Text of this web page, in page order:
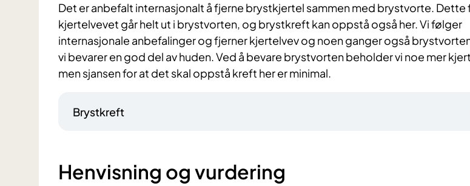
Det er anbefalt internasjonalt å fjerne brystkjertel sammen med brystvorte. Dette
kjertelvevet går helt ut i brystvorten, og brystkreft kan oppstå også her. Vi følger
internasjonale anbefalinger og fjerner kjertelvev og noen ganger også
vi bevarer en god del av huden. Ved å bevare brystvorten beholder vi noe mer
men sjansen for at det skal oppstå kreft her er minimal.
Brystkreft
Henvisning og vurdering